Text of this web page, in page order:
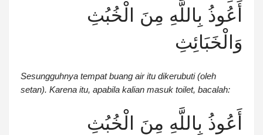
أَعُوذُ بِاللَّهِ مِنَ الْخُبُثِ
وَالْخَبَائِثِ
Sesungguhnya tempat buang air itu dikerubuti (oleh
setan). Karena itu, apabila kalian masuk toilet, bacalah:
أَعُوذُ بِاللَّهِ مِنَ الْخُبُثِ